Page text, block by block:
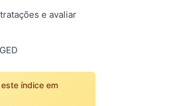
e avaliar
índice em